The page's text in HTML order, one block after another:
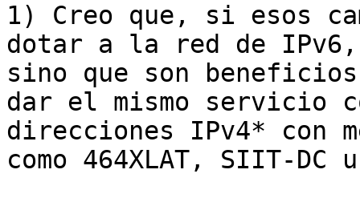
1) Creo que, si esos
dotar a la red de
sino que son
dar el mismo servicio
direcciones IPv4* con
como 464XLAT, SIIT-